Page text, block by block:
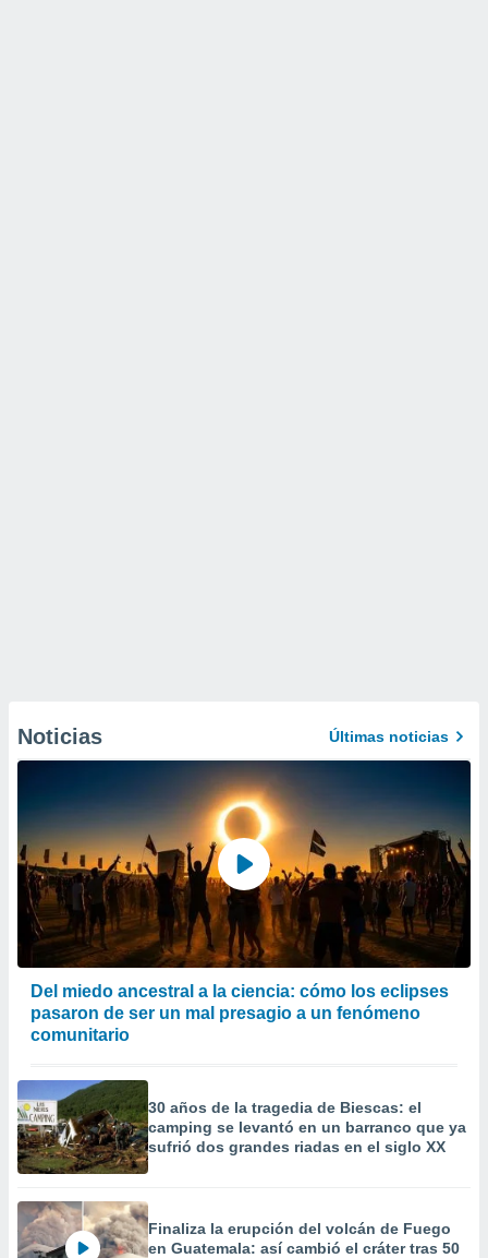
Noticias Últimas noticias
Del miedo ancestral a la ciencia: cómo los eclipses
pasaron de ser un mal presagio a un fenómeno
comunitario
30 años de la tragedia de Biescas: el
camping se levantó en un barranco que ya
sufrió dos grandes riadas en el siglo XX
Finaliza la erupción del volcán de Fuego
en Guatemala: así cambió el cráter tras 50